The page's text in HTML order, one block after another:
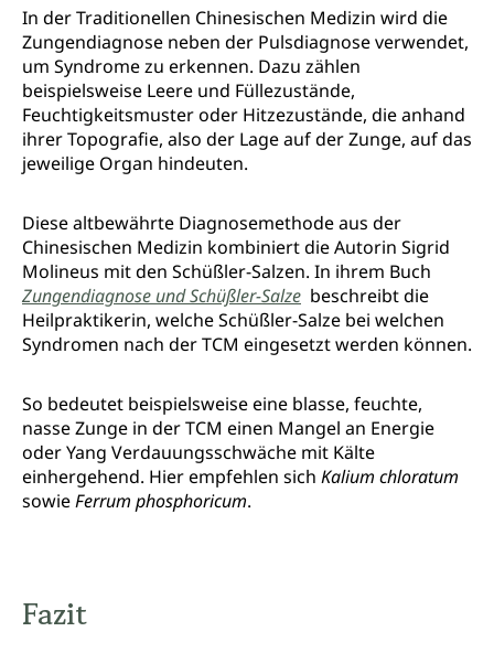
In der Traditionellen Chinesischen Medizin wird die
Zungendiagnose neben der Pulsdiagnose verwendet,
um Syndrome zu erkennen. Dazu zählen
beispielsweise Leere und Füllezustände,
Feuchtigkeitsmuster oder Hitzezustände, die anhand
ihrer Topografie, also der Lage auf der Zunge, auf das
jeweilige Organ hindeuten.
Diese altbewährte Diagnosemethode aus der
Chinesischen Medizin kombiniert die Autorin Sigrid
Molineus mit den Schüßler-Salzen. In ihrem Buch
Zungendiagnose undSchüßler-Salze beschreibt die
Heilpraktikerin, welche Schüßler-Salze bei welchen
Syndromen nach der TCM eingesetzt werden können.
So bedeutet beispielsweise eine blasse, feuchte,
nasse Zunge in der TCM einen Mangel an Energie
oder Yang Verdauungsschwäche mit Kälte
einhergehend. Hier empfehlen sich Kalium chloratum
sowieFerrum phosphoricum.
Fazit